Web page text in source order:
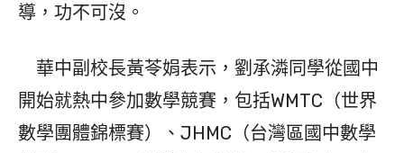
導，功不可沒。
華中副校長黃苓娟表示，劉承潾同學從國中
開始就熱中參加數學競賽，包括WMTC（世界
數學團體錦標賽）、JHMC（台灣區國中數學